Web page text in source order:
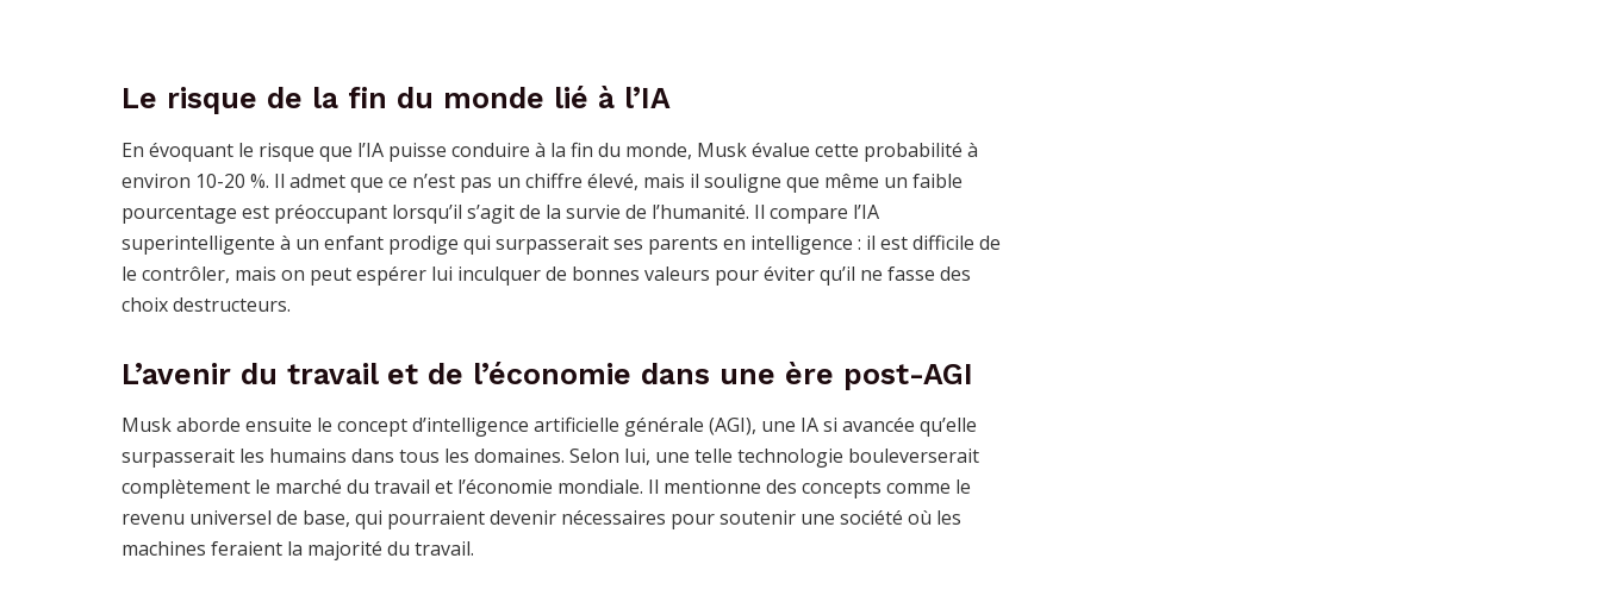
Le risque de la fin du monde lié à l’IA
En évoquant le risque que l’IA puisse conduire à la fin du monde, Musk évalue cette probabilité à
environ 10-20 %. Il admet que ce n’est pas un chiffre élevé, mais il souligne que même un faible
pourcentage est préoccupant lorsqu’il s’agit de la survie de l’humanité. Il compare l’IA
superintelligente à un enfant prodige qui surpasserait ses parents en intelligence : il est difficile de
le contrôler, mais on peut espérer lui inculquer de bonnes valeurs pour éviter qu’il ne fasse des
choix destructeurs.
L’avenir du travail et de l’économie dans une ère post-AGI
Musk aborde ensuite le concept d’intelligence artificielle générale (AGI), une IA si avancée qu’elle
surpasserait les humains dans tous les domaines. Selon lui, une telle technologie bouleverserait
complètement le marché du travail et l’économie mondiale. Il mentionne des concepts comme le
revenu universel de base, qui pourraient devenir nécessaires pour soutenir une société où les
machines feraient la majorité du travail.